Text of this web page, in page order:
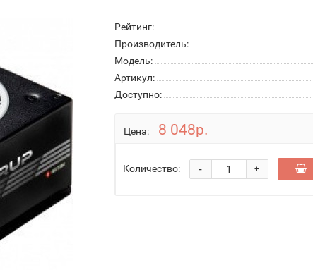
Рейтинг:
Производитель:
Модель:
Артикул:
Доступно:
Цена: 8 048р.
Количество: +
-